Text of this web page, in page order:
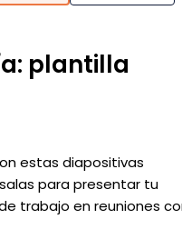
plantilla
estas diapositivas
para presentar tu
trabajo en reuniones